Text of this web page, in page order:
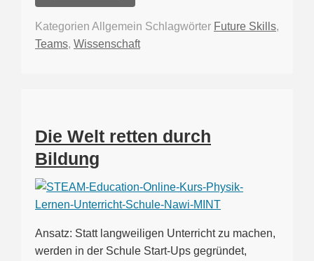
Kategorien Allgemein Schlagwörter Future Skills,
Teams, Wissenschaft
Die Welt retten durch
Bildung
Ansatz: Statt langweiligen Unterricht zu machen,
werden in der Schule Start-Ups gegründet,